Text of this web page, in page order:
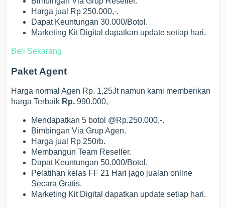
Harga jual Rp 250.000,-.
Dapat Keuntungan 30.000/Botol.
Marketing Kit Digital dapatkan update setiap hari.
Beli Sekarang
Paket Agent
Harga normal Agen Rp. 1,25Jt namun kami memberikan
harga Terbaik Rp. 990.000,-
Mendapatkan 5 botol @Rp.250.000,-.
Bimbingan Via Grup Agen.
Harga jual Rp 250rb.
Membangun Team Reseller.
Dapat Keuntungan 50.000/Botol.
Pelatihan kelas FF 21 Hari jago jualan online
Secara Gratis.
Marketing Kit Digital dapatkan update setiap hari.